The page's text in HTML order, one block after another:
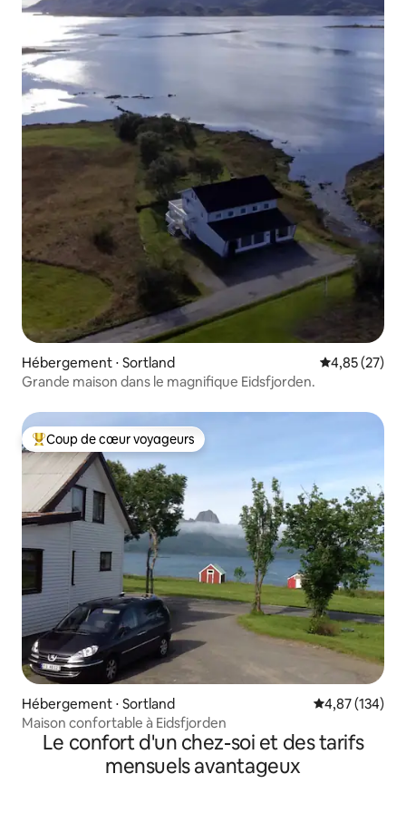
Hébergement ⋅ Sortland Évaluation
4,85 (27)
Grande maison dans le magnifique Eidsfjorden.
Coups de cœur voyageurs les plus appréciés
Coup de cœur voyageurs
Hébergement ⋅ Sortland Évaluation
4,87 (134)
Maison confortable à Eidsfjorden
Le confort d'un chez-soi et des tarifs
mensuels avantageux